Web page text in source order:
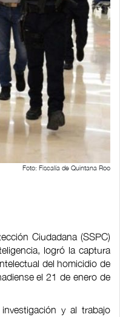
Foto: Fiscalía de Quintana Roo
Ciudadana (SSPC)
logró la captura
del homicidio de
el 21 de enero de
y al trabajo